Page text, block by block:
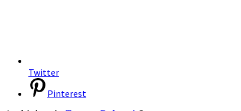
Twitter
Pinterest